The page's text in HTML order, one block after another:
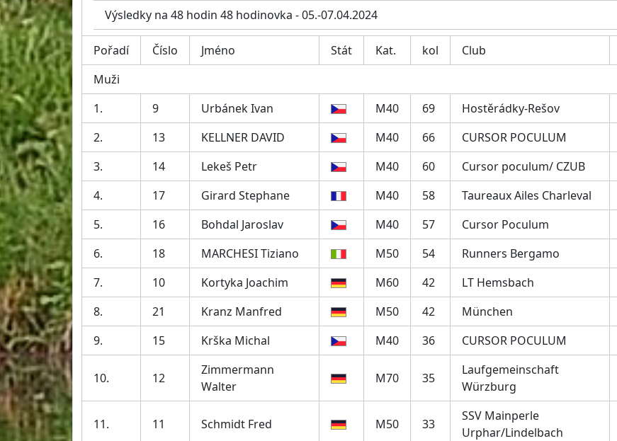
Výsledky na 48 hodin 48 hodinovka - 05.-07.04.2024
Pořadí Číslo Jméno Stát Kat. kol Club
Muži
1.
9 Urbánek Ivan M40 69 Hostěrádky-Rešov
2.
13 KELLNER DAVID M40 66 CURSOR POCULUM
3.
14 Lekeš Petr M40 60 Cursor poculum/ CZUB
4.
17 Girard Stephane M40 58 Taureaux Ailes Charleval
5.
16 Bohdal Jaroslav M40 57 Cursor Poculum
6.
18 MARCHESI Tiziano M50 54 Runners Bergamo
7.
10 Kortyka Joachim M60 42 LT Hemsbach
8.
21 Kranz Manfred M50 42 München
9.
15 Krška Michal M40 36 CURSOR POCULUM
10. 12
Zimmermann
Walter
M70 35
Laufgemeinschaft
Würzburg
11. 11 Schmidt Fred M50 33
SSV Mainperle
Urphar/Lindelbach